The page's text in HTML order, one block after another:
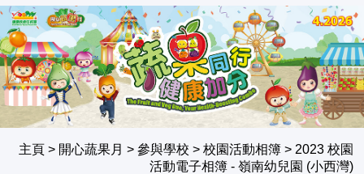
主頁> 開心蔬果月 > 參與學校 > 校園活動相簿 > 2023 校園
活動電子相簿- 嶺南幼兒園 (小西灣)